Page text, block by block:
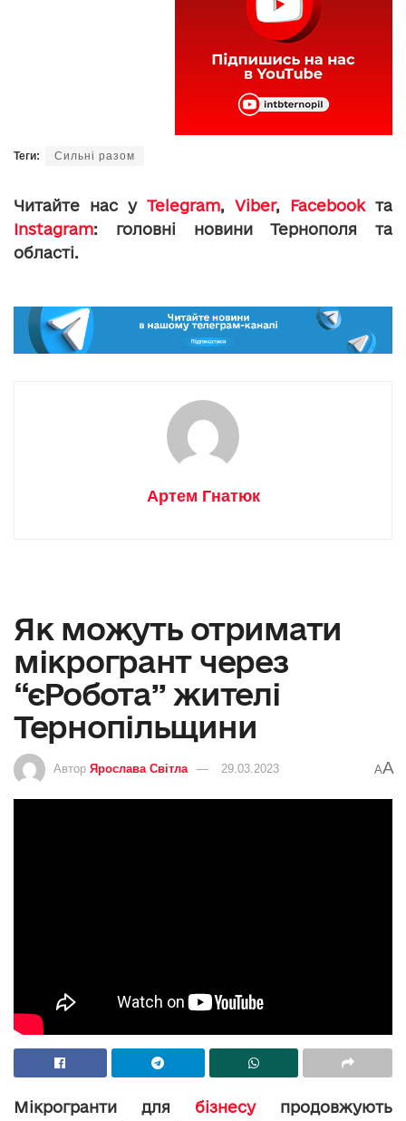
Теги: Сильні разом
Читайте нас у Telegram, Viber, Facebookта
Instagram: головні новини Тернополя та
області.
Артем Гнатюк
Як можуть отримати
мікрогрант через
“єРобота” жителі
Тернопільщини
Автор Ярослава Світла 29.03.2023 AA
Мікрогранти для бізнесупродовжують